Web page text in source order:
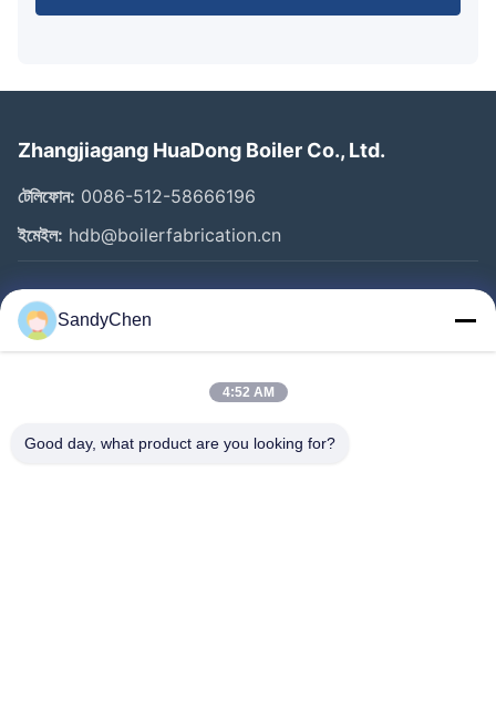
Zhangjiagang HuaDong Boiler Co., Ltd.
টেলিফোন: 0086-512-58666196
ইমেইল: hdb@boilerfabrication.cn
গুরুত্বপূর্ণ সংযোগ
বাড়ি
ভিডিও
SandyChen
4:52 AM
Good day, what product are you looking for?